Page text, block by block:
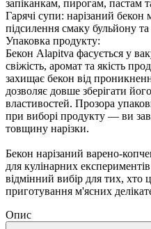
запіканкам, пирогам, пастам
Гарячі супи: нарізаний
підсилення смаку бульйону
Упаковка продукту:
Бекон Alapitva фасується у
свіжість, аромат та якість
захищає бекон від
дозволяє довше зберігати
властивостей. Прозора
при виборі продукту — ви
товщину нарізки.
Бекон нарізаний варено-
для кулінарних
відмінний вибір для тих, хто
приготування м'ясних
Опис